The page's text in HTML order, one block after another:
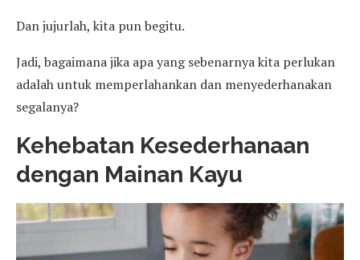
Dan jujurlah, kita pun begitu.
Jadi, bagaimana jika apa yang sebenarnya kita perlukan
adalah untuk memperlahankan dan menyederhanakan
segalanya?
Kehebatan Kesederhanaan
dengan Mainan Kayu